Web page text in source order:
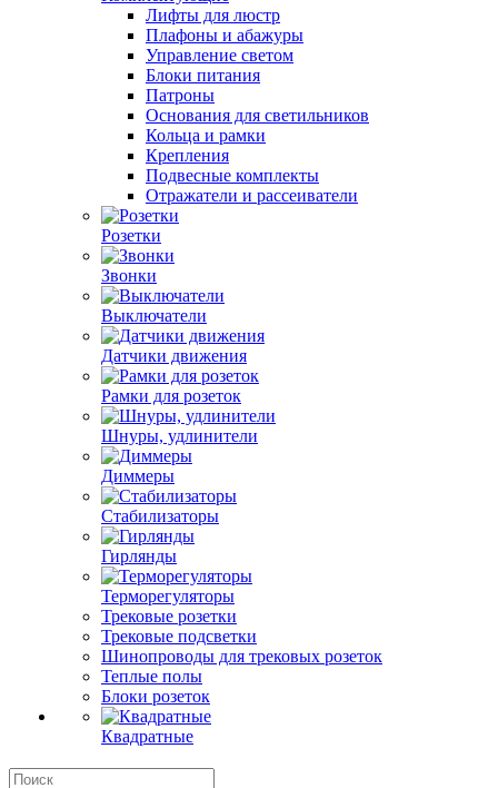
Лифты для люстр
Плафоны и абажуры
Управление светом
Блоки питания
Патроны
Основания для светильников
Кольца и рамки
Крепления
Подвесные комплекты
Отражатели и рассеиватели
Розетки
Звонки
Выключатели
Датчики движения
Рамки для розеток
Шнуры, удлинители
Диммеры
Стабилизаторы
Гирлянды
Терморегуляторы
Трековые розетки
Трековые подсветки
Шинопроводы для трековых розеток
Теплые полы
Блоки розеток
Квадратные